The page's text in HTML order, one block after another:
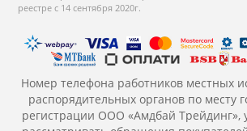
реестре с 14 сентября 2020г.
Номер телефона работников местных
распорядительных органов по месту
регистрации ООО «Амдбай Трейдинг»,